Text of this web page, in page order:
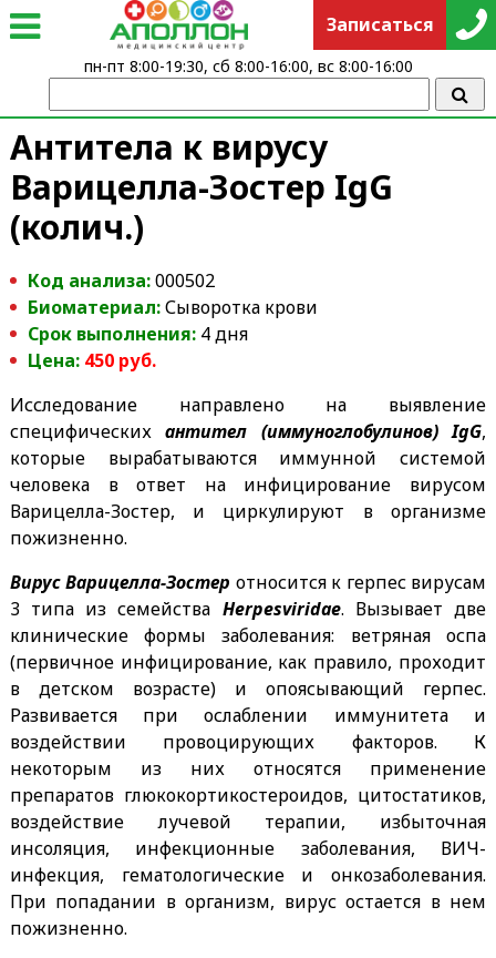
Антитела к вирусу
Варицелла-Зостер IgG
(колич.)
Код анализа:000502
Биоматериал:Сыворотка крови
Срок выполнения: 4 дня
Цена: 450руб.
Исследование направлено на выявление
специфическихантител (иммуноглобулинов) IgG,
которые вырабатываются иммунной системой
человека в ответ на инфицирование вирусом
Варицелла-Зостер, и циркулируют в организме
пожизненно.
Вирус Варицелла-Зостер относится к герпес вирусам
3 типа из семейства Herpesviridae. Вызывает две
клинические формы заболевания: ветряная оспа
(первичное инфицирование, как правило, проходит
в детском возрасте) и опоясывающий герпес.
Развивается при ослаблении иммунитета и
воздействии провоцирующих факторов. К
некоторым из них относятся применение
препаратов глюкокортикостероидов, цитостатиков,
воздействие лучевой терапии, избыточная
инсоляция, инфекционные заболевания, ВИЧ-
инфекция, гематологические и онкозаболевания.
При попадании в организм, вирус остается в нем
пожизненно.
Записаться
пн-пт 8:00-19:30, сб 8:00-16:00, вс 8:00-16:00